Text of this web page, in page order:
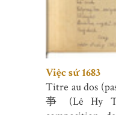
Việc sứ 1683
Titre au dos
亊 (Lê Hy